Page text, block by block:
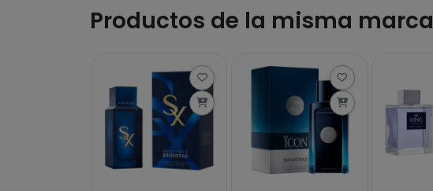
Productos de la misma marca